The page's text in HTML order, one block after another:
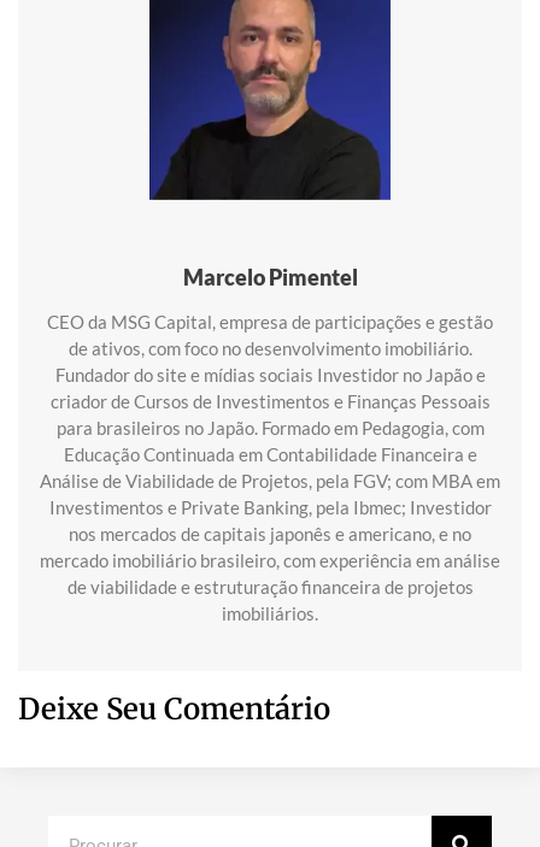
Marcelo Pimentel
CEO da MSG Capital, empresa de participações e gestão
de ativos, com foco no desenvolvimento imobiliário.
Fundador do site e mídias sociais Investidor no Japão e
criador de Cursos de Investimentos e Finanças Pessoais
para brasileiros no Japão. Formado em Pedagogia, com
Educação Continuada em Contabilidade Financeira e
Análise de Viabilidade de Projetos, pela FGV; com MBA em
Investimentos e Private Banking, pela Ibmec; Investidor
nos mercados de capitais japonês e americano, e no
mercado imobiliário brasileiro, com experiência em análise
de viabilidade e estruturação financeira de projetos
imobiliários.
Deixe Seu Comentário